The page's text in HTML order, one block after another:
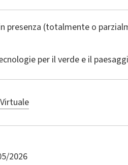
presenza (totalmente o
per il verde e il
2026